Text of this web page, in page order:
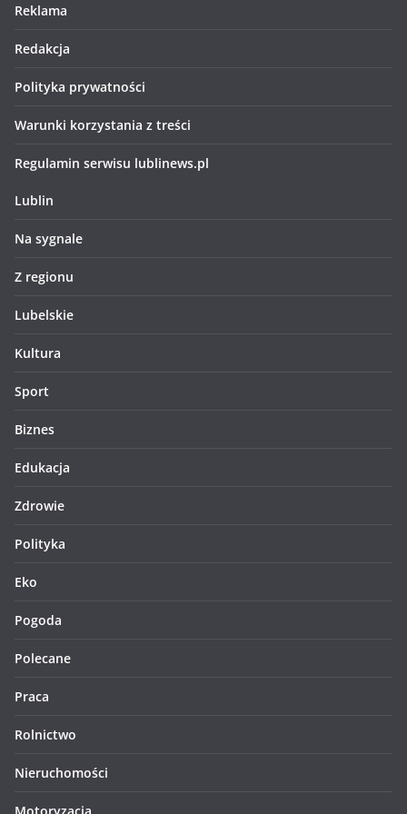
Reklama
Redakcja
Polityka prywatności
Warunki korzystania z treści
Regulamin serwisu lublinews.pl
Lublin
Na sygnale
Z regionu
Lubelskie
Kultura
Sport
Biznes
Edukacja
Zdrowie
Polityka
Eko
Pogoda
Polecane
Praca
Rolnictwo
Nieruchomości